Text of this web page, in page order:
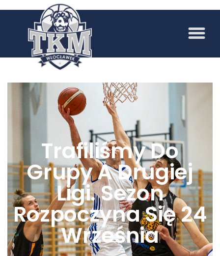
Trafiliśmy Do
Grupy A Drugiej
Ligi. Sezon
Rozpoczyna Się 24
Września